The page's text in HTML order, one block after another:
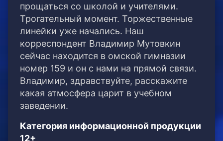
прощаться со школой и учителями.
Трогательный момент. Торжественные
линейки уже начались. Наш
корреспондент Владимир Мутовкин
сейчас находится в омской гимназии
номер 159 и он с нами на прямой связи.
Владимир, здравствуйте, расскажите
какая атмосфера царит в учебном
заведении.
Категория информационной продукции
12+